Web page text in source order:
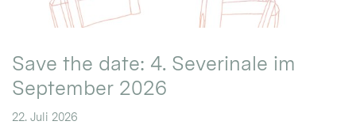
Save the date: 4. Severinale im
September 2026
22. Juli 2026